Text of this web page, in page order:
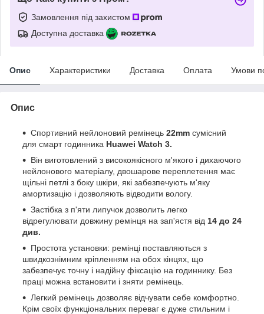
Замовлення під захистом
Доступна доставка
Опис Характеристики Доставка Оплата Умови
Опис
Спортивний нейлоновий ремінець 22mm сумісний
для смарт годинника Huawei Watch 3.
Він виготовлений з високоякісного м'якого і дихаючого
нейлонового матеріалу, двошарове переплетення має
щільні петлі з боку шкіри, які забезпечують м'яку
амортизацію і дозволяють відводити вологу.
Застібка з п'яти липучок дозволить легко
відрегулювати довжину ремінця на зап'ястя від 14 до 24
див.
Простота установки: ремінці поставляються з
швидкознімним кріпленням на обох кінцях, що
забезпечує точну і надійну фіксацію на годиннику. Без
праці можна встановити і зняти ремінець.
Легкий ремінець дозволяє відчувати себе комфортно.
Крім своїх функціональних переваг є дуже стильним і